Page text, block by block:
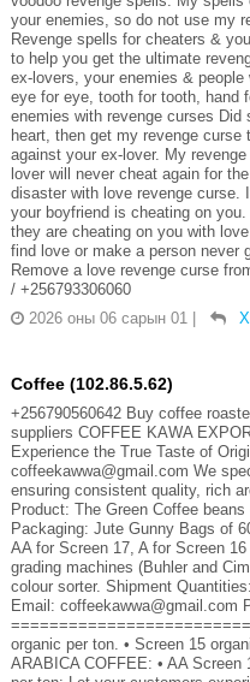
your enemies, so do not use my
Revenge spells for cheaters &
to help you get the ultimate
ex-lovers, your enemies &
eye for eye, tooth for tooth, hand
enemies with revenge curses Did
heart, then get my revenge
against your ex-lover. My
lover will never cheat again for
disaster with love revenge curse.
your boyfriend is cheating on
they are cheating on you with
find love or make a person never
Remove a love revenge curse
/ +256793306060
2026 оны 06 сарын 01
Coffee (102.86.5.62)
+256790560642 Buy coffee
suppliers COFFEE KAWA
Experience the True Taste of
coffeekawwa@gmail.com We
ensuring consistent quality, rich
Product: The Green Coffee
Packaging: Jute Gunny Bags of
AA for Screen 17, A for Screen
grading machines (Buhler and
colour sorter. Shipment
Email: coffeekawwa@gmail.com
organic per ton. •⁠ ⁠Screen 15
ARABICA COFFEE: •⁠ ⁠AA Screen